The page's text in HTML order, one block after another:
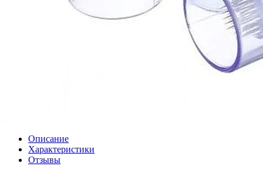
Описание
Характеристики
Отзывы